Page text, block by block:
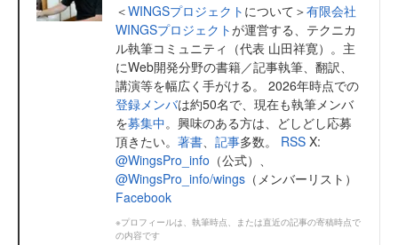
＜WINGSプロジェクト について＞有限会社
WINGSプロジェクトが運営する、テクニカ
ル執筆コミュニティ（代表 山田祥寛）。主
にWeb開発分野の書籍／記事執筆、翻訳、
講演等を幅広く手がける。 2026年時点での
登録メンバは約50名で、現在も執筆メンバ
を募集中。興味のある方は、どしどし応募
頂きたい。 著書 記事多数。 RSS X:
@WingsPro_info （公式）、
@WingsPro_info/wings （メンバーリスト）
Facebook
※プロフィールは、執筆時点、または直近の記事の寄稿時点で
の内容です